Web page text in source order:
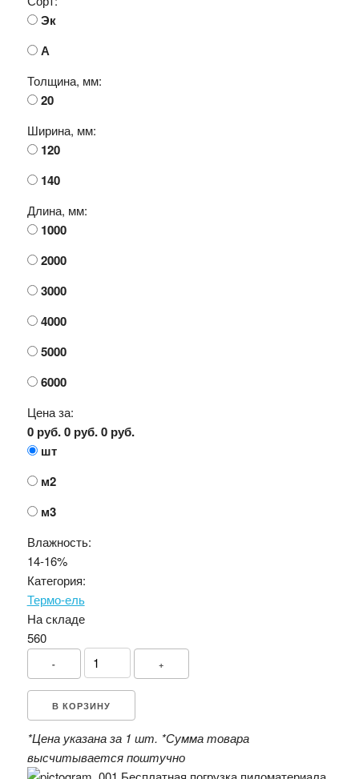
Эк
А
Толщина, мм:
20
Ширина, мм:
120
140
Длина, мм:
1000
2000
3000
4000
5000
6000
Цена за:
0 руб. 0 руб. 0 руб.
шт
м2
м3
Влажность:
14-16%
Категория:
Термо-ель
На складе
560
- +
В КОРЗИНУ
*Цена указана за 1 шт. *Сумма товара
высчитывается поштучно